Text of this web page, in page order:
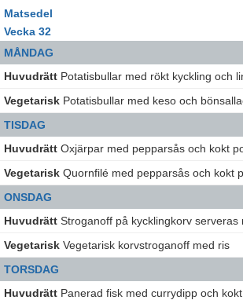
Matsedel
Vecka 32
MÅNDAG
Huvudrätt Potatisbullar med rökt kyckling och
Vegetarisk Potatisbullar med keso och
TISDAG
Huvudrätt Oxjärpar med pepparsås och kokt
Vegetarisk Quornfilé med pepparsås och kokt
ONSDAG
Huvudrätt Stroganoff på kycklingkorv serveras
Vegetarisk Vegetarisk korvstroganoff med ris
TORSDAG
Huvudrätt Panerad fisk med currydipp och